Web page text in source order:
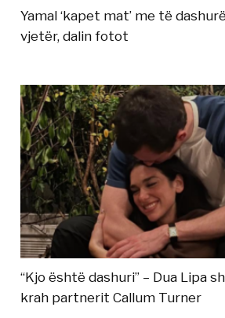
Yamal ‘kapet mat’ me të
vjetër, dalin fotot
“Kjo është dashuri” – Dua Lipa
krah partnerit Callum Turner